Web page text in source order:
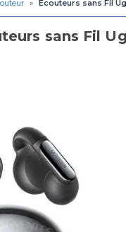
» Écouteurs sans Fil
sans Fil